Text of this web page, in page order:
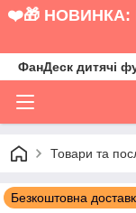
❤️🎁 НОВИНКА:
ФанДеск дитячі
Товари та
Безкоштовна